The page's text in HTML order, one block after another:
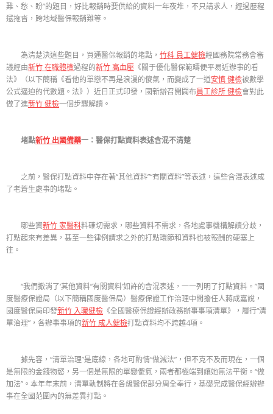
難、愁、盼”的題目，好比報銷時要供給的資料一年夜堆，不只請求人，經過歷程
還拖沓，跨地域醫保報銷難等。
為清楚決這些題目，買通醫保報銷的堵點， 竹科 員工健檢經國務院常務會審
議經由新竹 在職體檢過程的新竹 高血壓 《關于優化醫保範疇便平易近辦事的看
法》（以下簡稱《看他的單戀不再是浪漫的傻氣，而變成了一道安慎 健檢被數學
公式逼迫的代數題。法》）近日正式印發，國新辦召開闢布員工診所 健檢會對此
做了進新竹 健檢一個步驟解讀。
堵點新竹 出國備藥一：醫保打點資料表述含混不清楚
之前，醫保打點資料中存在著“其他資料”“有關資料”等表述，這些含混表述成
了老蒼生處事的堵點。
哪些資新竹 家醫科料確切需求，哪些資料不需求，各地處事機構解讀分歧，
打點起來有差異，甚至一些律例請求之外的打點環節和資料也被報酬的硬塞上
往。
“我們撤消了‘其他資料’‘有關資料’如許的含混表述，一一列明了打點資料。”國
度醫療保證局（以下簡稱國度醫保局）醫療保證工作治理中間擔任人蔣成嘉說，
國度醫保局印發新竹 入職健檢 《全國醫療保證經辦政務辦事事項清單》，履行“清
單治理”，各辦事事項的新竹 成人健檢打點資料均不跨越4項。
據先容，“清單治理”是底線，各地可酌情“做減法”，但不克不及而現在，一個
是無限的金錢物慾，另一個是無限的單戀傻氣，兩者都極端到讓她無法平衡。“做
加法”。本年年末前，清單軌制將在各級醫保部分周全奉行，基礎完成醫保經辦辦
事在全國范圍內的無差異打點。